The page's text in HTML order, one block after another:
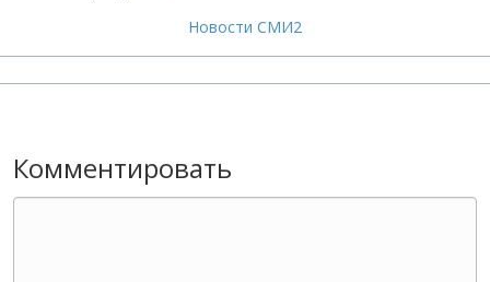
Новости СМИ2
Комментировать